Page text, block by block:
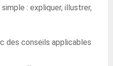
: expliquer, illustrer,
des conseils applicables